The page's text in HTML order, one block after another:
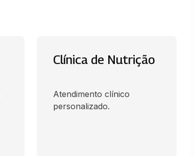
Clínica de Nutrição
Atendimento clínico
personalizado.